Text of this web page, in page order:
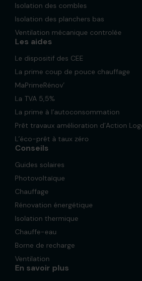
Isolation des combles
Isolation des planchers bas
Ventilation mécanique controlée
Les aides
Le dispositif des CEE
La prime coup de pouce chauffage
MaPrimeRénov’
La TVA 5,5%
La prime à l’autoconsommation
Prêt travaux amélioration d’Action
L’éco-prêt à taux zéro
Conseils
Guides solaires
Photovoltaïque
Chauffage
Rénovation énergétique
Isolation thermique
Chauffe-eau
Borne de recharge
Ventilation
En savoir plus